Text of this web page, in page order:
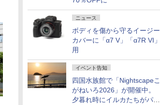
ニュース
ボディを傷から守るイージー
カバーに「α7 V」「α7R VI」
用
イベント告知
四国水族館で「Nightscapeこ
がねいろ2026」が開催中。
夕暮れ時にイルカたちがパフ